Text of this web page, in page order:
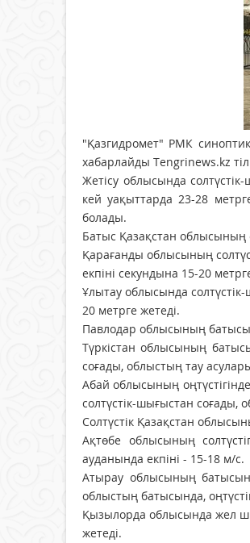
"Қазгидромет" РМК
хабарлайды Tengrinews.kz
Жетісу облысында
кей уақыттарда 23-28
болады.
Батыс Қазақстан облысының
Қарағанды облысының
екпіні секундына 15-20
Ұлытау облысында
20 метрге жетеді.
Павлодар облысының
Түркістан облысының
соғады, облыстың тау
Абай облысының
солтүстік-шығыстан соғады,
Солтүстік Қазақстан
Ақтөбе облысының
ауданында екпіні - 15-18 м/с.
Атырау облысының
облыстың батысында,
Қызылорда облысында жел
жетеді.